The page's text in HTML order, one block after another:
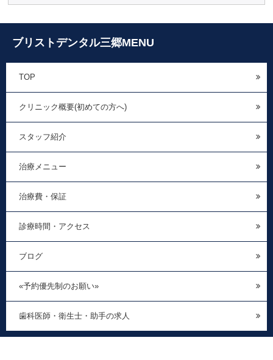
ブリストデンタル三郷MENU
TOP
クリニック概要(初めての方へ)
スタッフ紹介
治療メニュー
治療費・保証
診療時間・アクセス
ブログ
«予約優先制のお願い»
歯科医師・衛生士・助手の求人